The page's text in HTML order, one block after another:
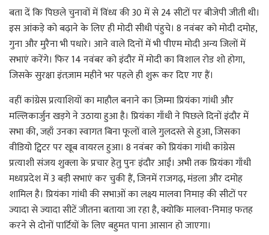
बता दें कि पिछले चुनावों में विंध्य की 30 में से 24 सीटों पर बीजेपी जीती थी।
इस आंकड़े को बढ़ाने के लिए ही मोदी सीधी पंहुचे। 8 नवंबर को मोदी दमोह,
गुना और मुरैना भी पधारे। आने वाले दिनों में भी पीएम मोदी अन्य जिलों में
सभाएं करेंगे। फिर 14 नवंबर को इंदौर में मोदी का विशाल रोड शो होगा,
जिसके सुरक्षा इंतज़ाम महीने भर पहले ही शुरू कर दिए गए हैं।
वहीं कांग्रेस प्रत्याशियों का माहौल बनाने का ज़िम्मा प्रियंका गांधी और
मल्लिकार्जुन खड़गे ने उठाया हुआ है। प्रियंका गाँधी ने पिछले दिनों इंदौर में
सभा की, जहाँ उनका स्वागत बिना फूलों वाले गुलदस्ते से हुआ, जिसका
वीडियो ट्विटर पर खूब वायरल हुआ। 8 नवंबर को प्रियंका गांधी कांग्रेस
प्रत्याशी संजय शुक्ला के प्रचार हेतु पुनः इंदौर आईं। अभी तक प्रियंका गाँधी
मध्यप्रदेश में 3 बड़ी सभाएं कर चुकी हैं, जिनमें राजगढ़, मंडला और दमोह
शामिल है। प्रियंका गांधी की सभाओं का लक्ष्य मालवा निमाड़ की सीटों पर
ज्यादा से ज्यादा सीटें जीतना बताया जा रहा है, क्योकि मालवा-निमाड़ फतह
करने से दोनों पार्टियों के लिए बहुमत पाना आसान हो जाएगा।